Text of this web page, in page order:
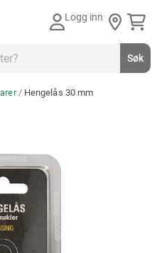
Logg inn
Søk
Hengelås 30 mm